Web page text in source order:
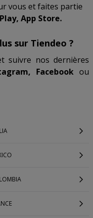
vous et faites partie
App Store.
sur Tiendeo ?
suivre nos dernières
Facebook ou